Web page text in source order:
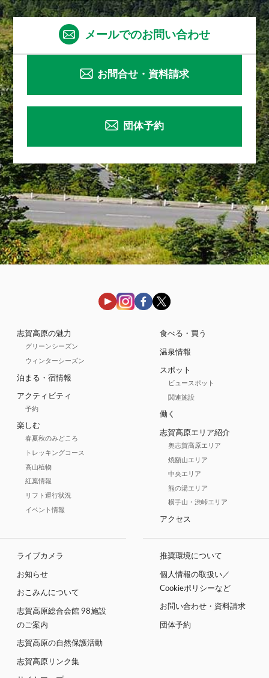
メールでのお問い合わせ
お問合せ・資料請求
団体予約
志賀高原の魅力
グリーンシーズン
ウィンターシーズン
泊まる・宿情報
アクティビティ
予約
楽しむ
春夏秋のみどころ
トレッキングコース
高山植物
紅葉情報
リフト運行状況
イベント情報
食べる・買う
温泉情報
スポット
ビュースポット
関連施設
働く
志賀高原エリア紹介
奥志賀高原エリア
焼額山エリア
中央エリア
熊の湯エリア
横手山・渋峠エリア
アクセス
ライブカメラ
お知らせ
おこみんについて
志賀高原総合会館 98施設
のご案内
志賀高原の自然保護活動
志賀高原リンク集
推奨環境について
個人情報の取扱い／
Cookieポリシーなど
お問い合わせ・資料請求
団体予約